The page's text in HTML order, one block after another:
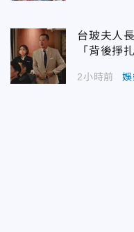
台玻夫人
「背後掙扎
2小時前